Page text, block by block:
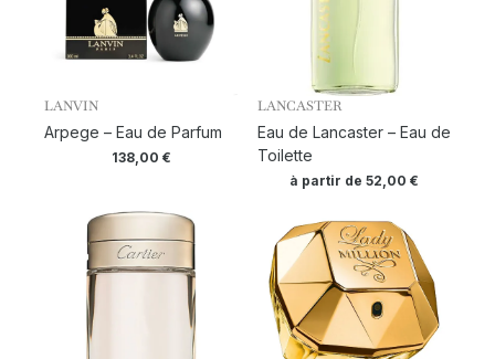
LANVIN
Arpege – Eau de Parfum
138,00 €
LANCASTER
Eau de Lancaster – Eau de
Toilette
à partir de 52,00 €